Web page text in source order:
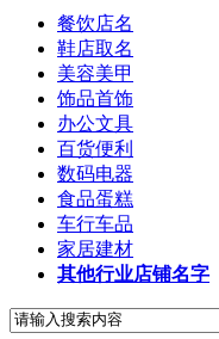
餐饮店名
鞋店取名
美容美甲
饰品首饰
办公文具
百货便利
数码电器
食品蛋糕
车行车品
家居建材
其他行业店铺名字